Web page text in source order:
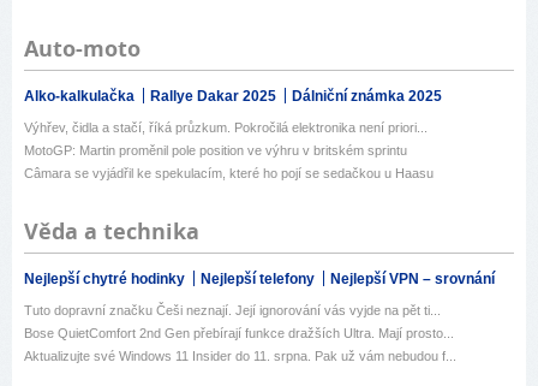
Auto-moto
Alko-kalkulačka Rallye Dakar 2025 Dálniční známka 2025
Výhřev, čidla a stačí, říká průzkum. Pokročilá elektronika není priori...
MotoGP: Martin proměnil pole position ve výhru v britském sprintu
Câmara se vyjádřil ke spekulacím, které ho pojí se sedačkou u Haasu
Věda a technika
Nejlepší chytré hodinky Nejlepší telefony Nejlepší VPN – srovnání
Tuto dopravní značku Češi neznají. Její ignorování vás vyjde na pět ti...
Bose QuietComfort 2nd Gen přebírají funkce dražších Ultra. Mají prosto...
Aktualizujte své Windows 11 Insider do 11. srpna. Pak už vám nebudou f...